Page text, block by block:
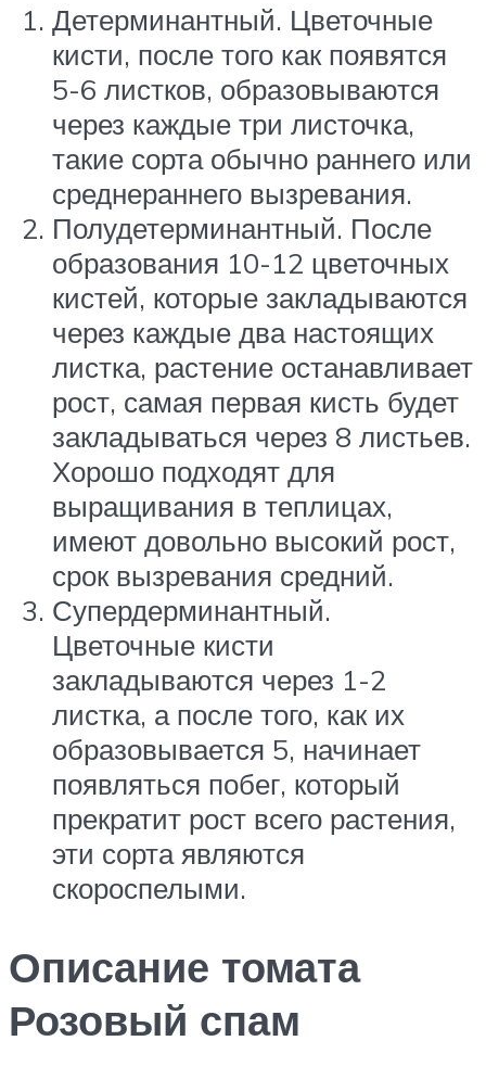
Детерминантный. Цветочные
кисти, после того как появятся
5-6 листков, образовываются
через каждые три листочка,
такие сорта обычно раннего или
среднераннего вызревания.
Полудетерминантный. После
образования 10-12 цветочных
кистей, которые закладываются
через каждые два настоящих
листка, растение останавливает
рост, самая первая кисть будет
закладываться через 8 листьев.
Хорошо подходят для
выращивания в теплицах,
имеют довольно высокий рост,
срок вызревания средний.
Супердерминантный.
Цветочные кисти
закладываются через 1-2
листка, а после того, как их
образовывается 5, начинает
появляться побег, который
прекратит рост всего растения,
эти сорта являются
скороспелыми.
Описание томата
Розовый спам